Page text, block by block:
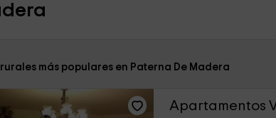
más populares en Paterna De Madera
Apartamentos